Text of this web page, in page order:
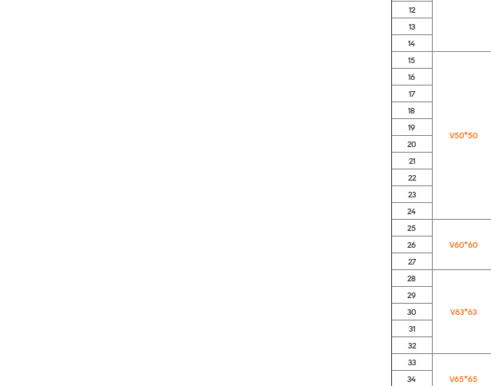
12
13
14
15
V50*50
16
17
18
19
20
21
22
23
24
25
V60*60
26
27
28
V63*63
29
30
31
32
33
V65*65
34